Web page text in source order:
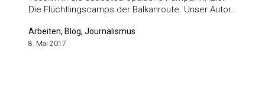
Die Flüchtlingscamps der Balkanroute. Unser Autor…
Arbeiten, Blog, Journalismus
8. Mai 2017